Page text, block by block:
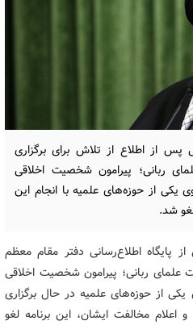
پس از اطلاع از تلاش برای برگزاری
ربانی؛ پیرامون شخصیت اخلاقی
یکی از حوزه‌های علمیه با انجام این
شد.
پایگاه اطلاع‌رسانی دفتر مقام معظم
علمای ربانی؛ پیرامون شخصیت اخلاقی
از حوزه‌های علمیه در حال برگزاری
اعلام مخالفت ایشان، این برنامه لغو